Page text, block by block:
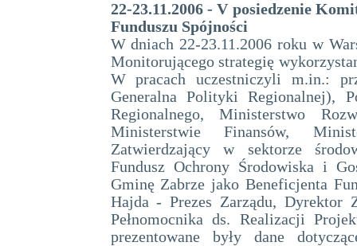
22-23.11.2006 - V posiedzenie
Funduszu Spójności
W dniach 22-23.11.2006 roku w
Monitorującego strategię
W pracach uczestniczyli m.in.:
Generalna Polityki Regionalnej),
Regionalnego, Ministerstwo
Ministerstwie Finansów,
Zatwierdzający w sektorze
Fundusz Ochrony Środowiska i
Gminę Zabrze jako Beneficjenta
Hajda - Prezes Zarządu, Dyrektor
Pełnomocnika ds. Realizacji
prezentowane były dane